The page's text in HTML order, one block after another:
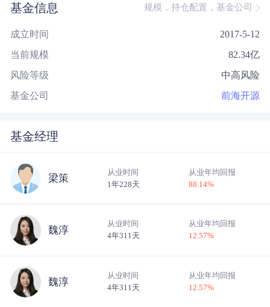
基金信息 规模，持仓配置，基金公司
成立时间 2017-5-12
当前规模 82.34亿
风险等级 中高风险
基金公司 前海开源
基金经理
梁策
从业时间
1年228天
从业年均回报
88.14%
魏淳
从业时间
4年311天
从业年均回报
12.57%
魏淳
从业时间
4年311天
从业年均回报
12.57%